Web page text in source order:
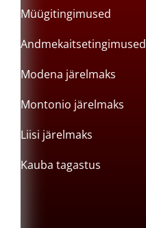
Müügitingimused
Andmekaitsetingimused
Modena järelmaks
Montonio järelmaks
Liisi järelmaks
Kauba tagastus